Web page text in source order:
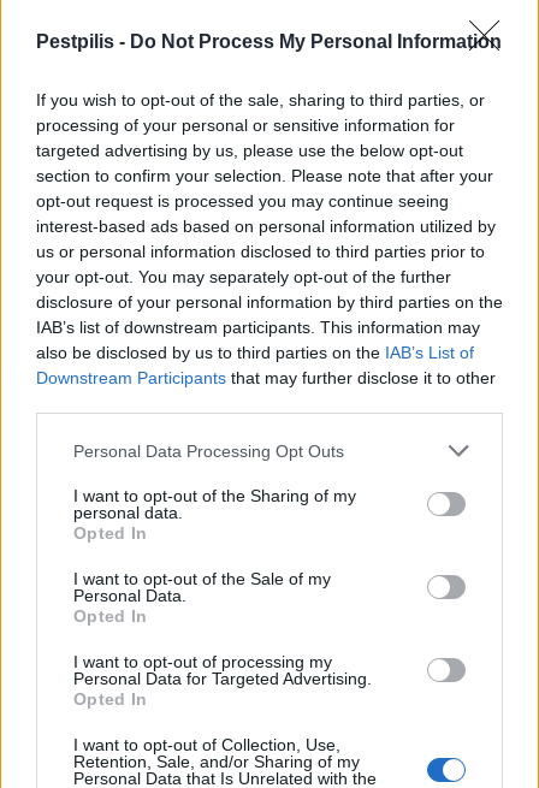
Pestpilis - Do Not Process My Personal Information
If you wish to opt-out of the sale, sharing to third parties, or
processing of your personal or sensitive information for
targeted advertising by us, please use the below opt-out
section to confirm your selection. Please note that after your
opt-out request is processed you may continue seeing
interest-based ads based on personal information utilized by
us or personal information disclosed to third parties prior to
your opt-out. You may separately opt-out of the further
disclosure of your personal information by third parties on the
IAB’s list of downstream participants. This information may
also be disclosed by us to third parties on the IAB’s List of
Downstream Participants that may further disclose it to other
Personal Data Processing Opt Outs
I want to opt-out of the Sharing of my
personal data.
Opted In
I want to opt-out of the Sale of my
Personal Data.
Opted In
I want to opt-out of processing my
Personal Data for Targeted Advertising.
Opted In
I want to opt-out of Collection, Use,
Retention, Sale, and/or Sharing of my
Personal Data that Is Unrelated with the
M1 bővítés: már zajlik a teljesen új
Bicske Kelet csomópont építése
Új gyalogosátkelők és jelzőlámpás
csomópont épül Angyalföldön
Másfélszeresére bővítik
Hódmezővásárhely jó hírű református
iskoláját
Amire többmillióan vártunk: szombattól másodfokúra
csökken a riasztás